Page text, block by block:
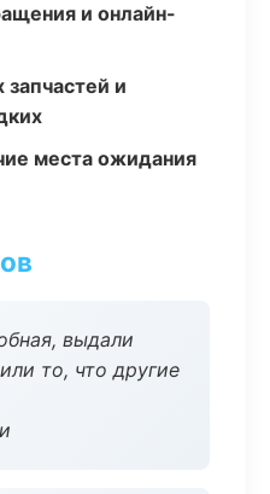
и онлайн-
и
места ожидания
выдали
то, что другие